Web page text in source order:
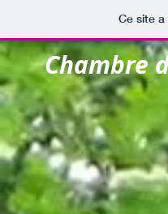
Ce site
Chambre